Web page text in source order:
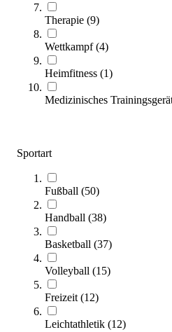
Therapie (9)
Wettkampf(4)
Heimfitness (1)
Medizinisches
Sportart
Fußball (50)
Handball (38)
Basketball (37)
Volleyball (15)
Freizeit (12)
Leichtathletik (12)
tanga sports® Schaumstoff-
114,00 €
Zum Produkt
Längere Lieferzeit
Kübler Sport® Ballschule-Paket
629,00 €
Zum Produkt
Noch 4 auf Lager